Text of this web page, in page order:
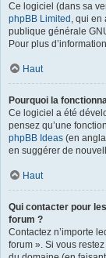
Ce logiciel (dans sa
phpBB Limited , qui en
publique générale
Pour plus
Haut
Pourquoi la
Ce logiciel a été
pensez qu’une
phpBB Ideas (en
en suggérer de
Haut
Qui contacter pour
forum ?
Contactez n’importe
forum ». Si vous